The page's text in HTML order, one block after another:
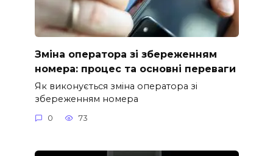
Зміна оператора зі збереженням
номера: процес та основні переваги
Як виконується зміна оператора зі
збереженням номера
0 73